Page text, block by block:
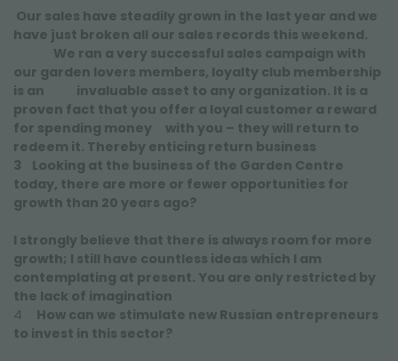
Our sales have steadily grown in the last year and we
have just broken all our sales records this weekend.
We ran a very successful sales campaign with
our garden lovers members, loyalty club membership
is an invaluable asset to any organization. It is a
proven fact that you offer a loyal customer a reward
for spending money with you – they will return to
redeem it. Thereby enticing return business
3 Looking at the business of the Garden Centre
today, there are more or fewer opportunities for
growth than 20 years ago?
I strongly believe that there is always room for more
growth; I still have countless ideas which I am
contemplating at present. You are only restricted by
the lack of imagination
4 How can we stimulate new Russian entrepreneurs
to invest in this sector?